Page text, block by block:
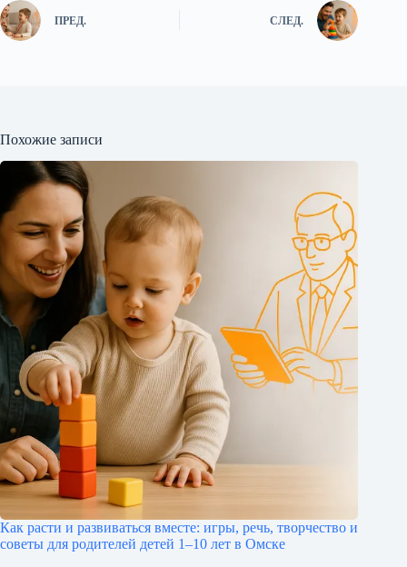
ПРЕД. СЛЕД.
Похожие записи
Как расти и развиваться вместе: игры, речь, творчество и
советы для родителей детей 1–10 лет в Омске